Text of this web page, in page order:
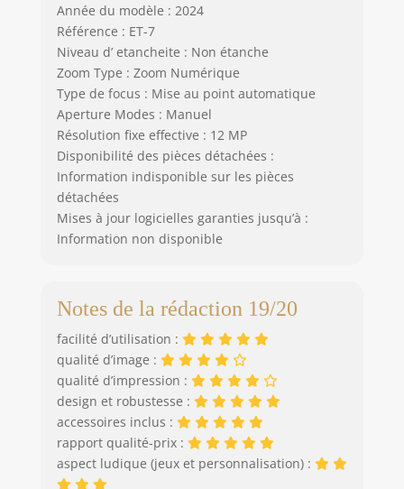
enfant est un
cadeau pour Noël,
le Nouvel An, les
vacances, les fêtes
d'anniversaire, les
réunions de
famille et autres
occasions
garçons et les filles
âgés de 3 à 12 ans.
Année du modèle : 2024
Référence : ET-7
Niveau d’ etancheite : Non étanche
Zoom Type : Zoom Numérique
Type de focus : Mise au point automatique
Aperture Modes : Manuel
Résolution fixe effective : 12 MP
Disponibilité des pièces détachées :
Information indisponible sur les pièces
détachées
Mises à jour logicielles garanties jusqu’à :
Information non disponible
Notes de la rédaction 19/20
facilité d’utilisation :
qualité d’image :
qualité d’impression :
design et robustesse :
accessoires inclus :
rapport qualité-prix :
aspect ludique (jeux et personnalisation) :